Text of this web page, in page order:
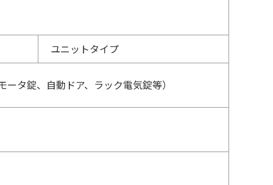
ユニットタイプ
タ錠、自動ドア、ラック電気錠等）